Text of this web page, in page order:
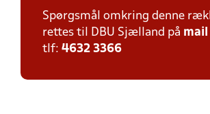
Spørgsmål omkring denne
rettes til DBU Sjælland på mail
tlf: 4632 3366